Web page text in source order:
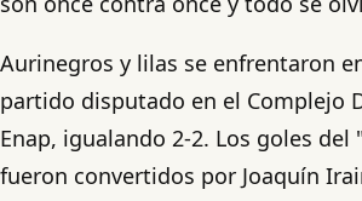
Aurinegros y lilas se enfrentaron
partido disputado en el Complejo
Enap, igualando 2-2. Los goles del
fueron convertidos por Joaquín